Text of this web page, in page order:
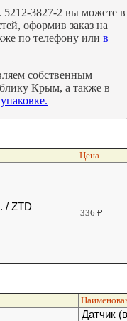
5212-3827-2 вы можете в
оформив заказ на
по телефону илив
собственным
Крым, а также в
Цена
/ ZTD
336₽
Датчик